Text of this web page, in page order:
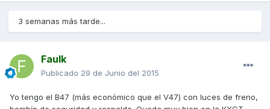
3 semanas más tarde...
Faulk
Publicado 29 de Junio del 2015
Yo tengo el B47 (más económico que el V47) con luces de freno,